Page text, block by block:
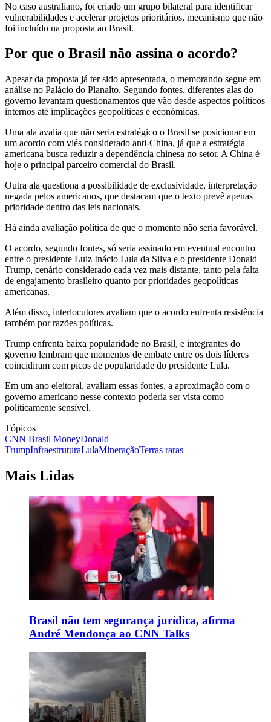
No caso australiano, foi criado um grupo bilateral para identificar
vulnerabilidades e acelerar projetos prioritários, mecanismo que não
foi incluído na proposta ao Brasil.
Por que o Brasil não assina o acordo?
Apesar da proposta já ter sido apresentada, o memorando segue em
análise no Palácio do Planalto. Segundo fontes, diferentes alas do
governo levantam questionamentos que vão desde aspectos políticos
internos até implicações geopolíticas e econômicas.
Uma ala avalia que não seria estratégico o Brasil se posicionar em
um acordo com viés considerado anti-China, já que a estratégia
americana busca reduzir a dependência chinesa no setor. A China é
hoje o principal parceiro comercial do Brasil.
Outra ala questiona a possibilidade de exclusividade, interpretação
negada pelos americanos, que destacam que o texto prevê apenas
prioridade dentro das leis nacionais.
Há ainda avaliação política de que o momento não seria favorável.
O acordo, segundo fontes, só seria assinado em eventual encontro
entre o presidente Luiz Inácio Lula da Silva e o presidente Donald
Trump, cenário considerado cada vez mais distante, tanto pela falta
de engajamento brasileiro quanto por prioridades geopolíticas
americanas.
Além disso, interlocutores avaliam que o acordo enfrenta resistência
também por razões políticas.
Trump enfrenta baixa popularidade no Brasil, e integrantes do
governo lembram que momentos de embate entre os dois líderes
coincidiram com picos de popularidade do presidente Lula.
Em um ano eleitoral, avaliam essas fontes, a aproximação com o
governo americano nesse contexto poderia ser vista como
politicamente sensível.
Tópicos
CNN Brasil MoneyDonald
TrumpInfraestruturaLulaMineraçãoTerras raras
Mais Lidas
Brasil não tem segurança jurídica, afirma
André Mendonça ao CNN Talks